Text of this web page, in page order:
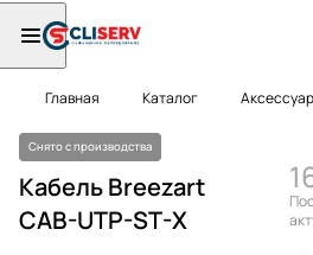
Главная Каталог
Снято с производства
Кабель Breezart
CAB-UTP-ST-X